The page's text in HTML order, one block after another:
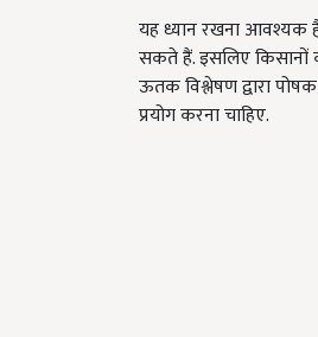
यह ध्यान रखना आवश्यक है
सकते हैं. इसलिए किसानों
ऊतक विश्लेषण द्वारा
प्रयोग करना चाहिए.